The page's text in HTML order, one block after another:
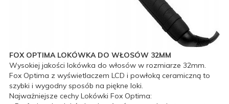
FOX OPTIMA LOKÓWKA DO WŁOSÓW 32MM
Wysokiej jakości lokówka do włosów w rozmiarze 32mm.
Fox Optima z wyświetlaczem LCD i powłoką ceramiczną to
szybki i wygodny sposób na piękne loki.
Najważniejsze cechy Lokówki Fox Optima: